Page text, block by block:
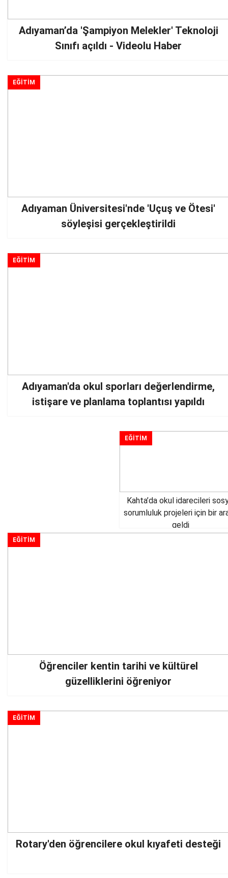
Adıyaman’da 'Şampiyon Melekler' Teknoloji
Sınıfı açıldı - Videolu Haber
EĞİTİM
Adıyaman Üniversitesi'nde 'Uçuş ve Ötesi'
söyleşisi gerçekleştirildi
EĞİTİM
Adıyaman'da okul sporları değerlendirme,
istişare ve planlama toplantısı yapıldı
EĞİTİM
Kahta’da okul idarecileri
sorumluluk projeleri için bir
geldi
EĞİTİM
Öğrenciler kentin tarihi ve kültürel
güzelliklerini öğreniyor
EĞİTİM
Rotary'den öğrencilere okul kıyafeti desteği